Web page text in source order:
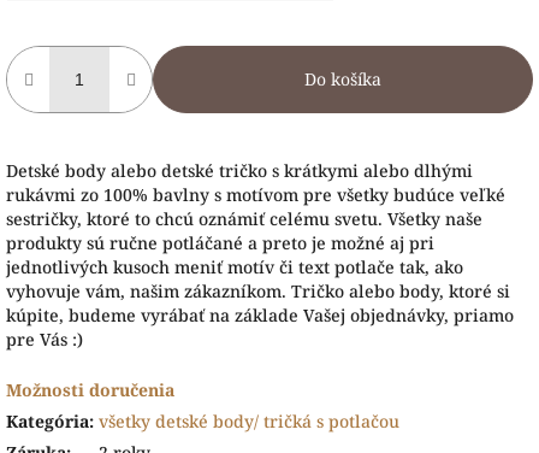
Do košíka
Detské body alebo detské tričko s krátkymi alebo dlhými
rukávmi zo 100% bavlny s motívom pre všetky budúce veľké
sestričky, ktoré to chcú oznámiť celému svetu. Všetky naše
produkty sú ručne potláčané a preto je možné aj pri
jednotlivých kusoch meniť motív či text potlače tak, ako
vyhovuje vám, našim zákazníkom. Tričko alebo body, ktoré si
kúpite, budeme vyrábať na základe Vašej objednávky, priamo
pre Vás :)
Možnosti doručenia
Kategória: všetky detské body/ tričká s potlačou